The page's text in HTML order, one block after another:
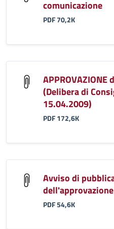
comunicazione
PDF 70,2K
(Delibera di
15.04.2009)
PDF 172,6K
Avviso di
PDF 54,6K